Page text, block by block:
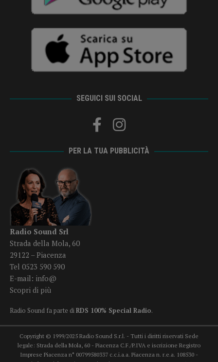
SEGUICI SUI SOCIAL
PER LA TUA PUBBLICITÀ
Radio Sound Srl
Strada della Mola, 60
29122 – Piacenza
Tel 0523 590 590
E-mail: info@
Scopri di più
Radio Sound fa parte diRDS 100% Special Radio.
Copyright © 1999/2025 Radio Sound S.r.l. - Tutti i diritti riservati Sede
legale: Strada della Mola, 60 - Piacenza C.F./P.IVA e iscrizione Registro
Imprese Piacenza n° 00799580337 c.c.i.a.a. Piacenza n. r.e.a. 108530 -